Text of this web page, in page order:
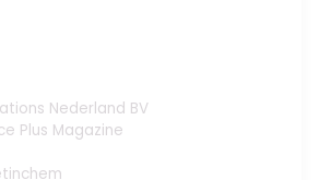
Nederland BV
Plus Magazine